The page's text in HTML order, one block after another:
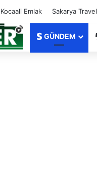
Kocaali Emlak Sakarya Travel
GÜNDEM